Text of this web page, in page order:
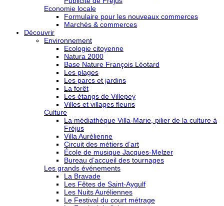
Economie locale
Formulaire pour les nouveaux commerces
Marchés & commerces
Découvrir
Environnement
Ecologie citoyenne
Natura 2000
Base Nature François Léotard
Les plages
Les parcs et jardins
La forêt
Les étangs de Villepey
Villes et villages fleuris
Culture
La médiathèque Villa-Marie, pilier de la culture à
Fréjus
Villa Aurélienne
Circuit des métiers d’art
École de musique Jacques-Melzer
Bureau d’accueil des tournages
Les grands événements
La Bravade
Les Fêtes de Saint-Aygulf
Les Nuits Auréliennes
Le Festival du court métrage